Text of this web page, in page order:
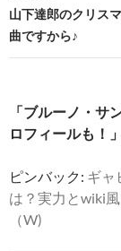
ビ
ゲ
シ
ョ
ン
山下達郎のクリス
曲ですから♪
「ブルーノ・
ロフィールも！
ピンバック: ギャ
は？実力とwiki
（W)